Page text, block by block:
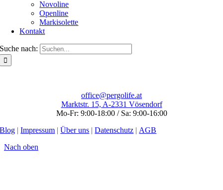
Novoline
Openline
Markisolette
Kontakt
Suche nach:
office@pergolife.at
Marktstr. 15, A-2331 Vösendorf
Mo-Fr: 9:00-18:00 / Sa: 9:00-16:00
Blog | Impressum | Über uns | Datenschutz | AGB
Nach oben